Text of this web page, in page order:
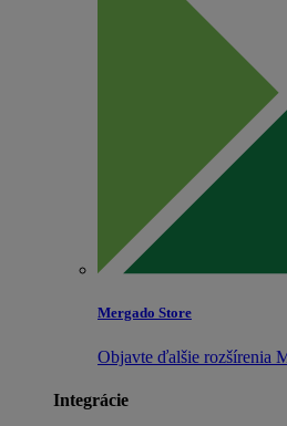
Mergado Store
Objavte ďalšie rozšírenia
Integrácie